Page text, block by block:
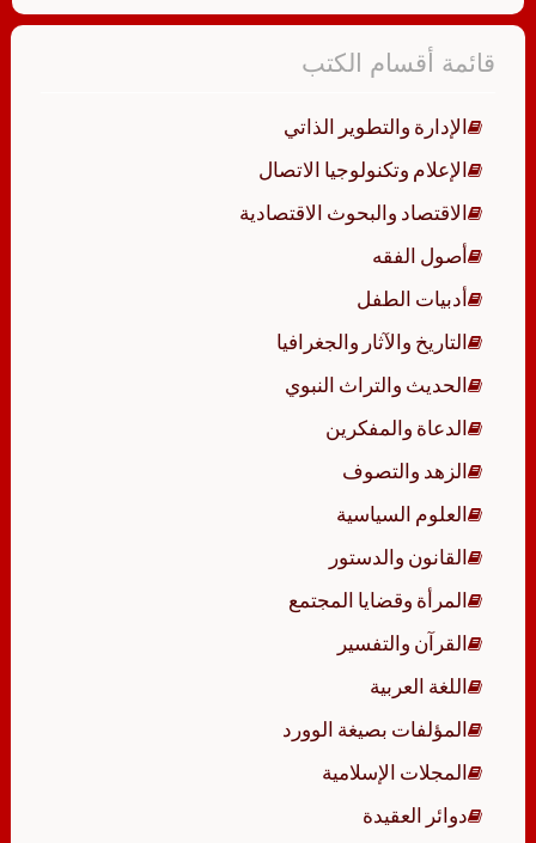
قائمة أقسام الكتب
الإدارة والتطوير الذاتي
الإعلام وتكنولوجيا الاتصال
الاقتصاد والبحوث الاقتصادية
أصول الفقه
أدبيات الطفل
التاريخ والآثار والجغرافيا
الحديث والتراث النبوي
الدعاة والمفكرين
الزهد والتصوف
العلوم السياسية
القانون والدستور
المرأة وقضايا المجتمع
القرآن والتفسير
اللغة العربية
المؤلفات بصيغة الوورد
المجلات الإسلامية
دوائر العقيدة